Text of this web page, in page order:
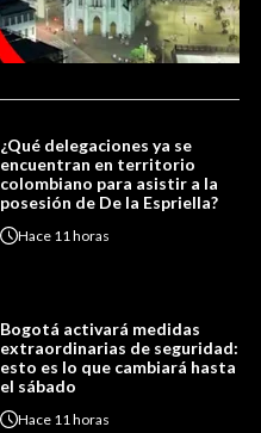
¿Qué delegaciones ya se
encuentran en territorio
colombiano para asistir a la
posesión de De la Espriella?
Hace 11 horas
Bogotá activará medidas
extraordinarias de seguridad:
esto es lo que cambiará hasta
el sábado
Hace 11 horas